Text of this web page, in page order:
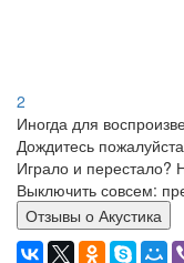
2
Иногда для
Дождитесь
Играло и перестало?
Выключить совсем:
Отзывы о Акустика